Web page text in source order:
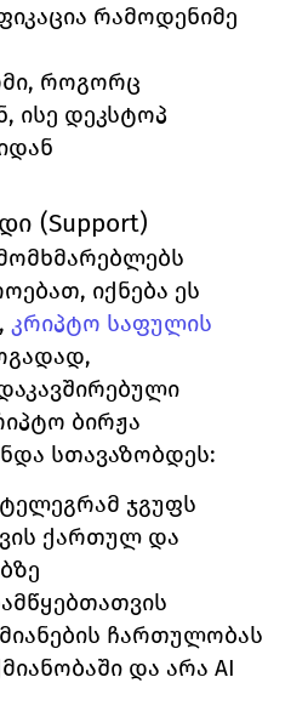
რამოდენიმე
როგორც
ისე დეკსტოპ
(Support)
იქნება ეს
კრიპტო საფულის
ბირჟა
სთავაზობდეს:
ჯგუფს
ქართულ
და არა